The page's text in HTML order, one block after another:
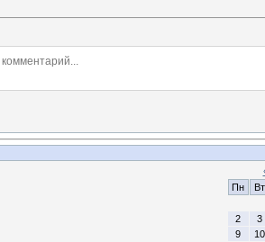
Пн
Вт
2
3
9
10